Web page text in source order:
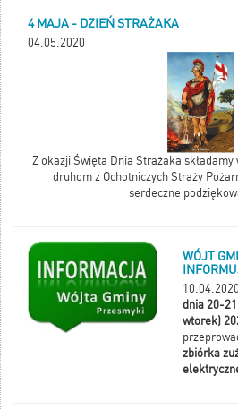
4 MAJA - DZIEŃ STRAŻAKA
04.05.2020
Z okazji Święta Dnia Strażaka
druhom z Ochotniczych Straży
serdeczne
WÓJT
10.04.2020
dnia 20-
wtorek)
zbiórka